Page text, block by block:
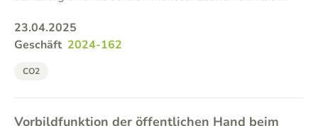
23.04.2025
Geschäft 2024-162
CO2
Vorbildfunktion der öffentlichen Hand beim